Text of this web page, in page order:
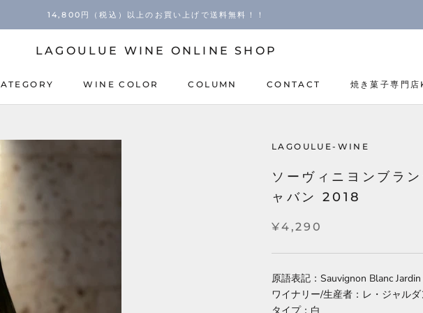
14,800円（税込）以上のお買い上げで送料無料！！
WINE COLOR
COLUMN
CONTACT
焼き菓子専門
LAGOULUE WINE ONLINE SHOP
LAGOULUE-WINE
ソーヴィニヨンブラ
ャバン 2018
¥4,290
原語表記：Sauvignon Blanc
ワイナリー/生産者：レ・ジャル